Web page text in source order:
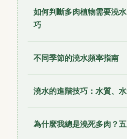
如何判斷多肉植物需要澆
巧
不同季節的澆水頻率指南
澆水的進階技巧：水質、
為什麼我總是澆死多肉？